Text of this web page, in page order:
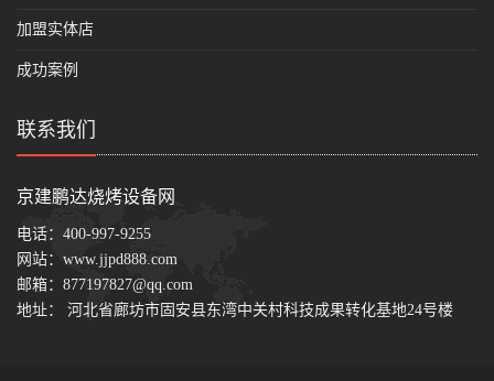
加盟实体店
成功案例
联系我们
京建鹏达烧烤设备网
电话： 400-997-9255
网站： www.jjpd888.com
邮箱： 877197827@qq.com
地址： 河北省廊坊市固安县东湾中关村科技成果转化基地24号楼